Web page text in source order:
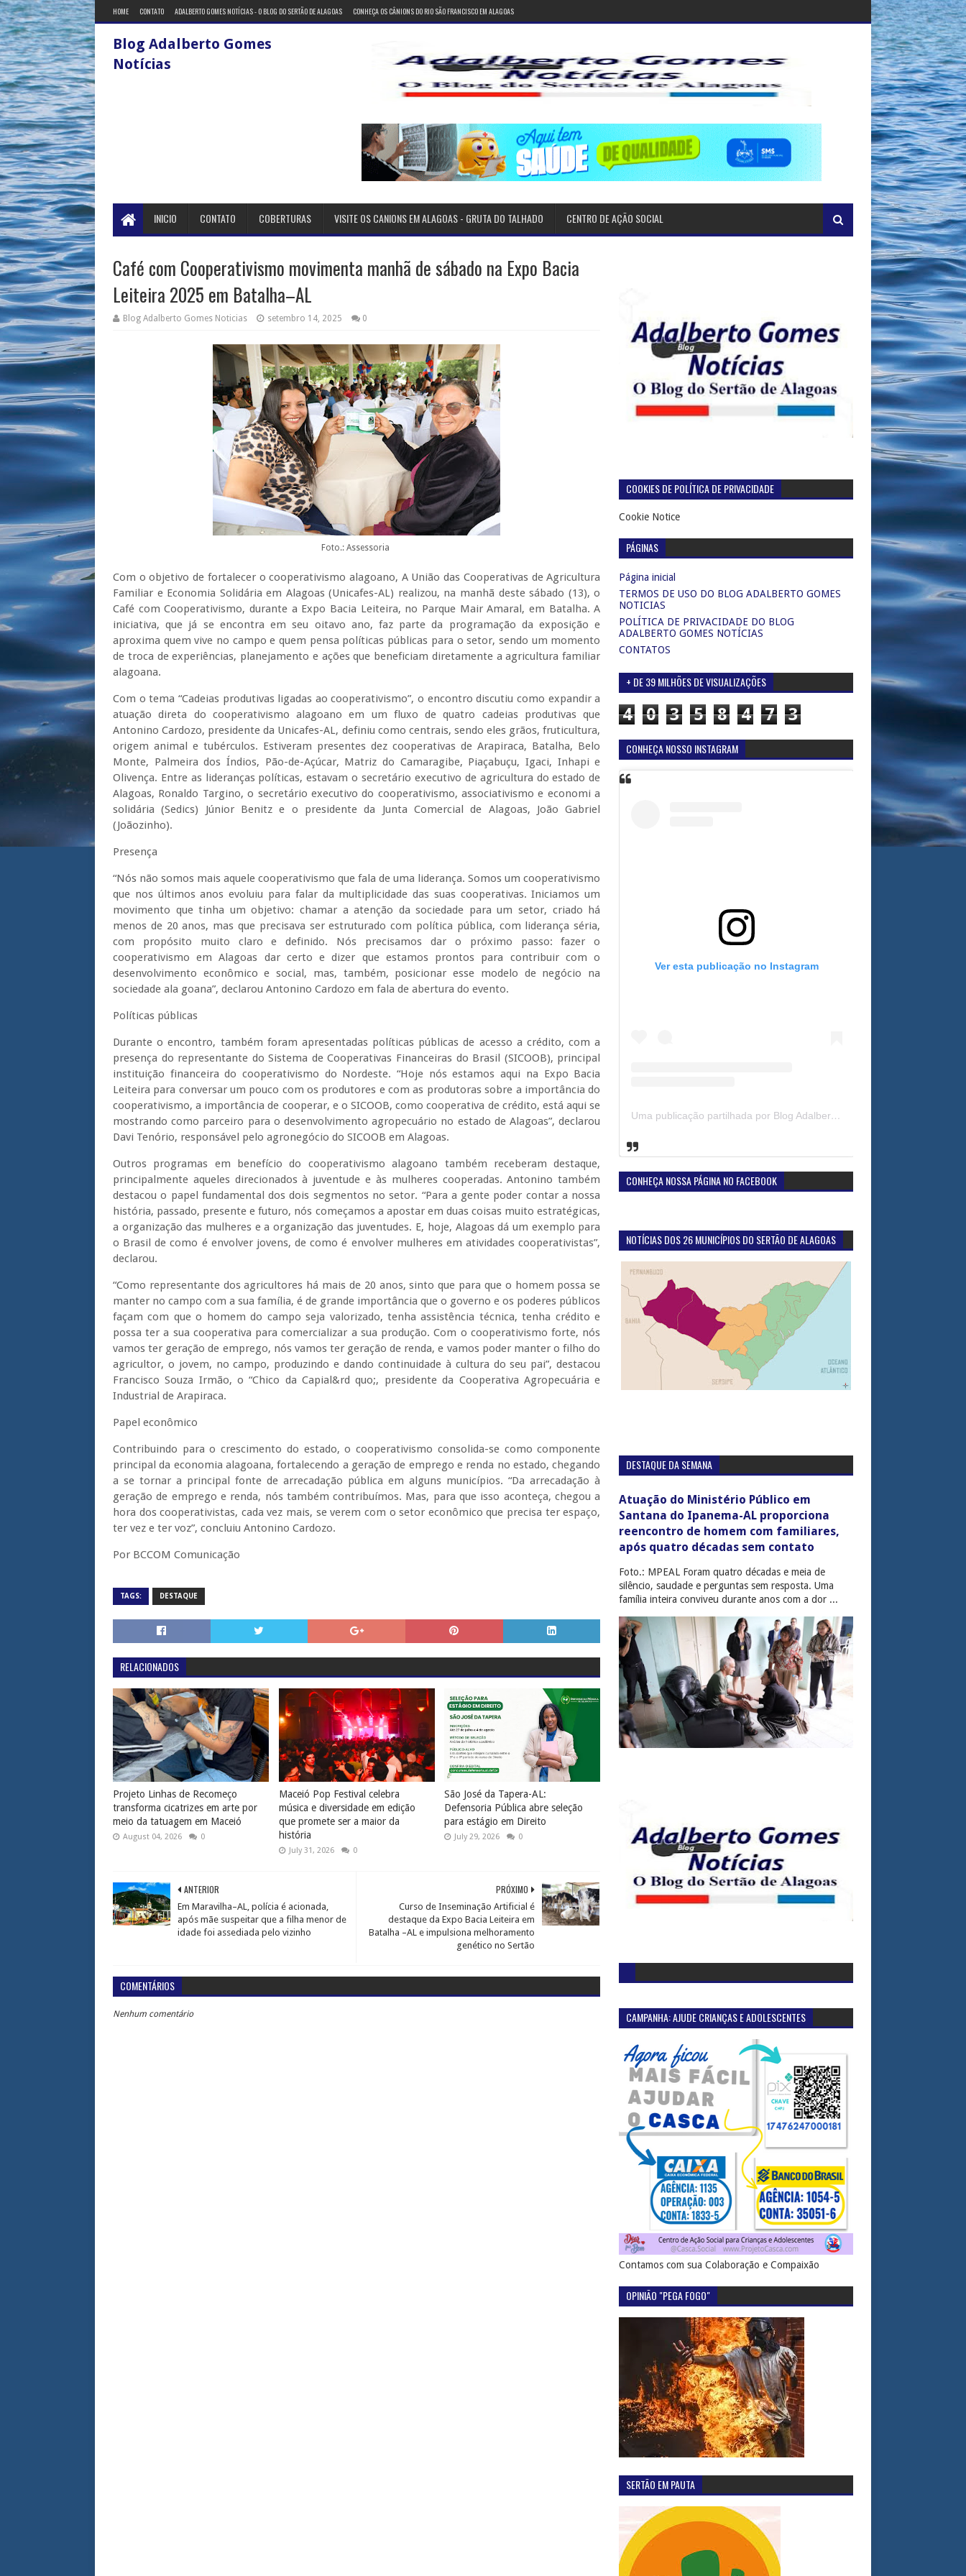
HOME CONTATO ADALBERTO GOMES NOTÍCIAS - O BLOG DO SERTÃO DE ALAGOAS CONHEÇA OS CÂNIONS DO RIO SÃO FRANCISCO EM ALAGOAS
Blog Adalberto Gomes
Notícias
INICIO CONTATO COBERTURAS VISITE OS CANIONS EM ALAGOAS - GRUTA DO TALHADO CENTRO DE AÇÃO SOCIAL
Café com Cooperativismo movimenta manhã de sábado na Expo Bacia
Leiteira 2025 em Batalha–AL
Blog Adalberto Gomes Noticias setembro 14, 2025 0
Foto.: Assessoria
Com o objetivo de fortalecer o cooperativismo alagoano, A União das Cooperativas de Agricultura
Familiar e Economia Solidária em Alagoas (Unicafes-AL) realizou, na manhã deste sábado (13), o
Café com Cooperativismo, durante a Expo Bacia Leiteira, no Parque Mair Amaral, em Batalha. A
iniciativa, que já se encontra em seu oitavo ano, faz parte da programação da exposição e
aproxima quem vive no campo e quem pensa políticas públicas para o setor, sendo um momento
de troca de experiências, planejamento e ações que beneficiam diretamente a agricultura familiar
alagoana.
Com o tema “Cadeias produtivas ligadas ao cooperativismo”, o encontro discutiu como expandir a
atuação direta do cooperativismo alagoano em um fluxo de quatro cadeias produtivas que
Antonino Cardozo, presidente da Unicafes-AL, definiu como centrais, sendo eles grãos, fruticultura,
origem animal e tubérculos. Estiveram presentes dez cooperativas de Arapiraca, Batalha, Belo
Monte, Palmeira dos Índios, Pão-de-Açúcar, Matriz do Camaragibe, Piaçabuçu, Igaci, Inhapi e
Olivença. Entre as lideranças políticas, estavam o secretário executivo de agricultura do estado de
Alagoas, Ronaldo Targino, o secretário executivo do cooperativismo, associativismo e economi a
solidária (Sedics) Júnior Benitz e o presidente da Junta Comercial de Alagoas, João Gabriel
(Joãozinho).
Presença
“Nós não somos mais aquele cooperativismo que fala de uma liderança. Somos um cooperativismo
que nos últimos anos evoluiu para falar da multiplicidade das suas cooperativas. Iniciamos um
movimento que tinha um objetivo: chamar a atenção da sociedade para um setor, criado há
menos de 20 anos, mas que precisava ser estruturado com política pública, com liderança séria,
com propósito muito claro e definido. Nós precisamos dar o próximo passo: fazer o
cooperativismo em Alagoas dar certo e dizer que estamos prontos para contribuir com o
desenvolvimento econômico e social, mas, também, posicionar esse modelo de negócio na
sociedade ala goana”, declarou Antonino Cardozo em fala de abertura do evento.
Políticas públicas
Durante o encontro, também foram apresentadas políticas públicas de acesso a crédito, com a
presença do representante do Sistema de Cooperativas Financeiras do Brasil (SICOOB), principal
instituição financeira do cooperativismo do Nordeste. “Hoje nós estamos aqui na Expo Bacia
Leiteira para conversar um pouco com os produtores e com as produtoras sobre a importância do
cooperativismo, a importância de cooperar, e o SICOOB, como cooperativa de crédito, está aqui se
mostrando como parceiro para o desenvolvimento agropecuário no estado de Alagoas”, declarou
Davi Tenório, responsável pelo agronegócio do SICOOB em Alagoas.
Outros programas em benefício do cooperativismo alagoano também receberam destaque,
principalmente aqueles direcionados à juventude e às mulheres cooperadas. Antonino também
destacou o papel fundamental dos dois segmentos no setor. “Para a gente poder contar a nossa
história, passado, presente e futuro, nós começamos a apostar em duas coisas muito estratégicas,
a organização das mulheres e a organização das juventudes. E, hoje, Alagoas dá um exemplo para
o Brasil de como é envolver jovens, de como é envolver mulheres em atividades cooperativistas”,
declarou.
“Como representante dos agricultores há mais de 20 anos, sinto que para que o homem possa se
manter no campo com a sua família, é de grande importância que o governo e os poderes públicos
façam com que o homem do campo seja valorizado, tenha assistência técnica, tenha crédito e
possa ter a sua cooperativa para comercializar a sua produção. Com o cooperativismo forte, nós
vamos ter geração de emprego, nós vamos ter geração de renda, e vamos poder manter o filho do
agricultor, o jovem, no campo, produzindo e dando continuidade à cultura do seu pai”, destacou
Francisco Souza Irmão, o “Chico da Capial&rd quo;, presidente da Cooperativa Agropecuária e
Industrial de Arapiraca.
Papel econômico
Contribuindo para o crescimento do estado, o cooperativismo consolida-se como componente
principal da economia alagoana, fortalecendo a geração de emprego e renda no estado, chegando
a se tornar a principal fonte de arrecadação pública em alguns municípios. “Da arrecadação à
geração de emprego e renda, nós também contribuímos. Mas, para que isso aconteça, chegou a
hora dos cooperativistas, cada vez mais, se verem com o setor econômico que precisa ter espaço,
ter vez e ter voz”, concluiu Antonino Cardozo.
Por BCCOM Comunicação
TAGS: DESTAQUE
RELACIONADOS
Projeto Linhas de Recomeço
transforma cicatrizes em arte por
meio da tatuagem em Maceió
August 04, 2026 0
Maceió Pop Festival celebra
música e diversidade em edição
que promete ser a maior da
história
July 31, 2026 0
São José da Tapera-AL:
Defensoria Pública abre seleção
para estágio em Direito
July 29, 2026 0
PRÓXIMO
Curso de Inseminação Artificial é
destaque da Expo Bacia Leiteira em
Batalha –AL e impulsiona melhoramento
genético no Sertão
ANTERIOR
Em Maravilha–AL, polícia é acionada,
após mãe suspeitar que a filha menor de
idade foi assediada pelo vizinho
COMENTÁRIOS
Nenhum comentário
COOKIES DE POLÍTICA DE PRIVACIDADE
Cookie Notice
PÁGINAS
Página inicial
TERMOS DE USO DO BLOG ADALBERTO GOMES
NOTICIAS
POLÍTICA DE PRIVACIDADE DO BLOG
ADALBERTO GOMES NOTÍCIAS
CONTATOS
+ DE 39 MILHÕES DE VISUALIZAÇÕES
4 0 3 5 8 4 7 3
CONHEÇA NOSSO INSTAGRAM
Ver esta publicação no Instagram
Uma publicação partilhada por Blog Adalberto Gomes Noticias (@blogadalbertogomesnoticiass)
CONHEÇA NOSSA PÁGINA NO FACEBOOK
NOTÍCIAS DOS 26 MUNICÍPIOS DO SERTÃO DE ALAGOAS
DESTAQUE DA SEMANA
Atuação do Ministério Público em
Santana do Ipanema-AL proporciona
reencontro de homem com familiares,
após quatro décadas sem contato
Foto.: MPEAL Foram quatro décadas e meia de
silêncio, saudade e perguntas sem resposta. Uma
família inteira conviveu durante anos com a dor ...
CAMPANHA: AJUDE CRIANÇAS E ADOLESCENTES
Contamos com sua Colaboração e Compaixão
OPINIÃO "PEGA FOGO"
SERTÃO EM PAUTA